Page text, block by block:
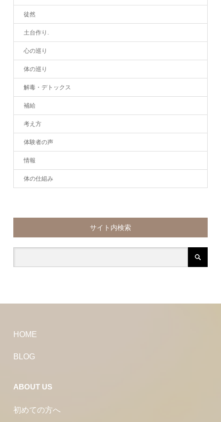
徒然
土台作り.
心の巡り
体の巡り
解毒・デトックス
補給
考え方
体験者の声
情報
体の仕組み
サイト内検索
HOME
BLOG
ABOUT US
初めての方へ